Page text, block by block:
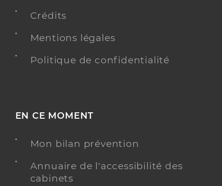
Crédits
Mentions légales
Politique de confidentialité
EN CE MOMENT
Mon bilan prévention
Annuaire de l'accessibilité des
cabinets